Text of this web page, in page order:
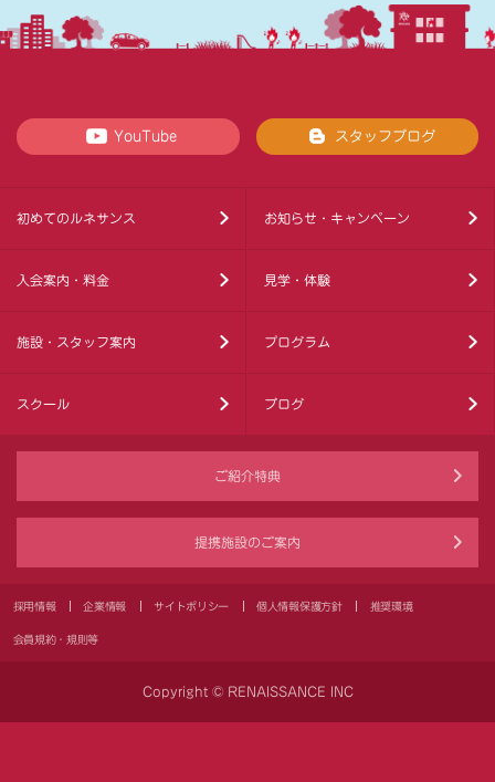
YouTube スタッフブログ
初めてのルネサンス お知らせ・キャンペーン
入会案内・料金 見学・体験
施設・スタッフ案内 プログラム
スクール ブログ
ご紹介特典
提携施設のご案内
採用情報 企業情報 サイトポリシー 個人情報保護方針 推奨環境
会員規約・規則等
Copyright © RENAISSANCE INC